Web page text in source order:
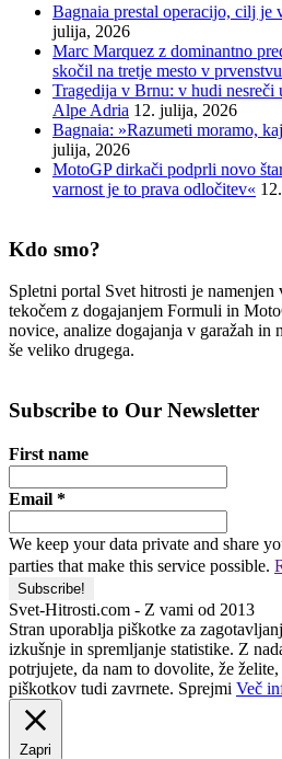
Bagnaia prestal operacijo, cilj je
julija, 2026
Marc Marquez z dominantno
skočil na tretje mesto v
Tragedija v Brnu: v hudi nesreči
Alpe Adria 12. julija, 2026
Bagnaia: »Razumeti moramo,
julija, 2026
MotoGP dirkači podprli novo
varnost je to prava odločitev«
Kdo smo?
Spletni portal Svet hitrosti je
tekočem z dogajanjem Formuli in
novice, analize dogajanja v garažah in
še veliko drugega.
Subscribe to Our Newsletter
First name
Email *
We keep your data private and share
parties that make this service possible.
Svet-Hitrosti.com - Z vami od 2013
Stran uporablja piškotke za
izkušnje in spremljanje statistike. Z
potrjujete, da nam to dovolite, že
piškotkov tudi zavrnete. Sprejmi Več
Zapri